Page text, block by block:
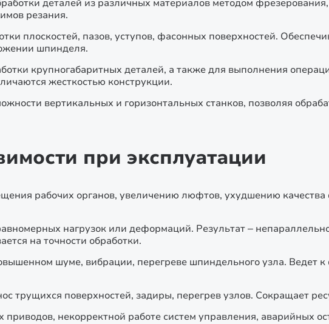
деталей из различных материалов методом
резания.
плоскостей, пазов, уступов, фасонных поверхностей.
шпинделя.
крупногабаритных деталей, а также для выполнения
жесткостью конструкции.
вертикальных и горизонтальных станков, позволяя
при эксплуатации
рабочих органов, увеличению люфтов, ухудшению качества
нагрузок или деформаций. Результат –
на точности обработки.
шуме, вибрации, перегреве шпиндельного узла. Ведет
трущихся поверхностей, задиры, перегрев узлов. Сокращает
приводов, некорректной работе систем управления, аварийных